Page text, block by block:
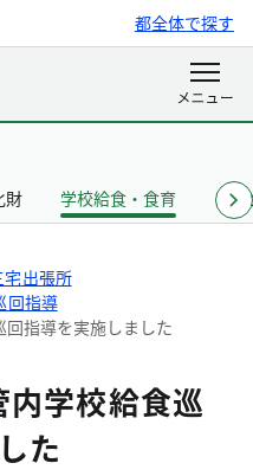
都全体で探す
財 学校給食・食育 リン
宅出張所
回指導
指導を実施しました
学校給食巡
た